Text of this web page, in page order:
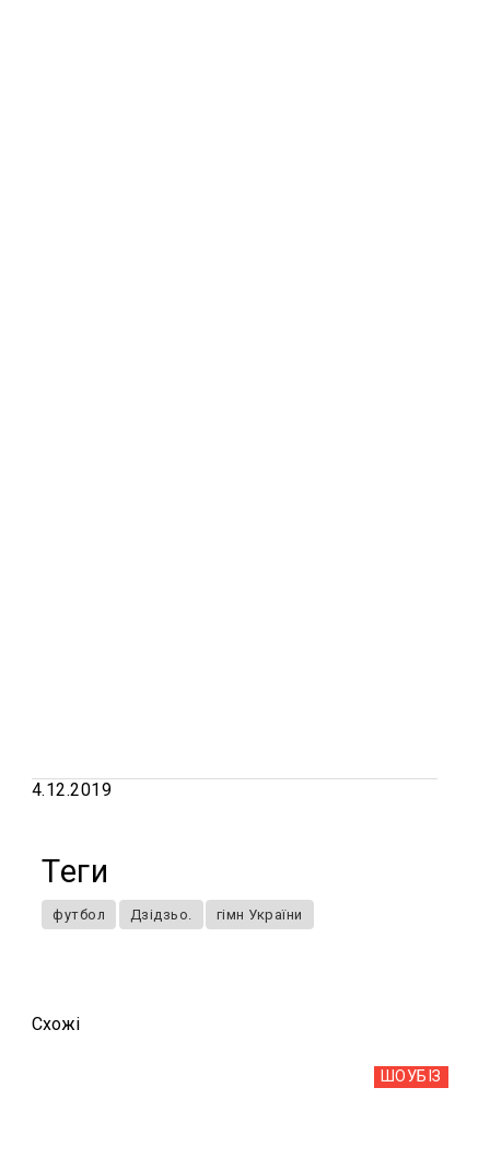
4.12.2019
Теги
футбол Дзідзьо. гімн України
Схожi
ШОУБIЗ